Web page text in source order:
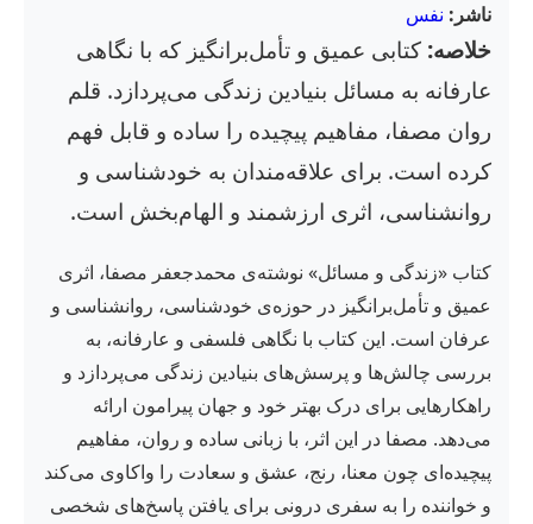
ناشر: نفس
خلاصه: کتابی عمیق و تأمل‌برانگیز که با نگاهی
عارفانه به مسائل بنیادین زندگی می‌پردازد. قلم
روان مصفا، مفاهیم پیچیده را ساده و قابل فهم
کرده است. برای علاقه‌مندان به خودشناسی و
روانشناسی، اثری ارزشمند و الهام‌بخش است.
کتاب «زندگی و مسائل» نوشته‌ی محمدجعفر مصفا، اثری
عمیق و تأمل‌برانگیز در حوزه‌ی خودشناسی، روانشناسی و
عرفان است. این کتاب با نگاهی فلسفی و عارفانه، به
بررسی چالش‌ها و پرسش‌های بنیادین زندگی می‌پردازد و
راهکارهایی برای درک بهتر خود و جهان پیرامون ارائه
می‌دهد. مصفا در این اثر، با زبانی ساده و روان، مفاهیم
پیچیده‌ای چون معنا، رنج، عشق و سعادت را واکاوی می‌کند
و خواننده را به سفری درونی برای یافتن پاسخ‌های شخصی